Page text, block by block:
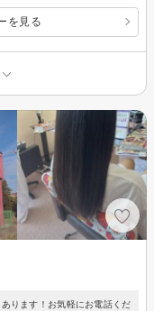
を見る
ります！お気軽にお電話くだ